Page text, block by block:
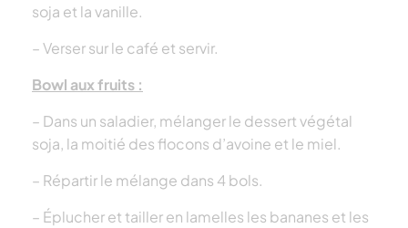
soja et la vanille.
– Verser sur le café et servir.
Bowl aux fruits :
– Dans un saladier, mélanger le dessert végétal
soja, la moitié des flocons d’avoine et le miel.
– Répartir le mélange dans 4 bols.
– Éplucher et tailler en lamelles les bananes et les